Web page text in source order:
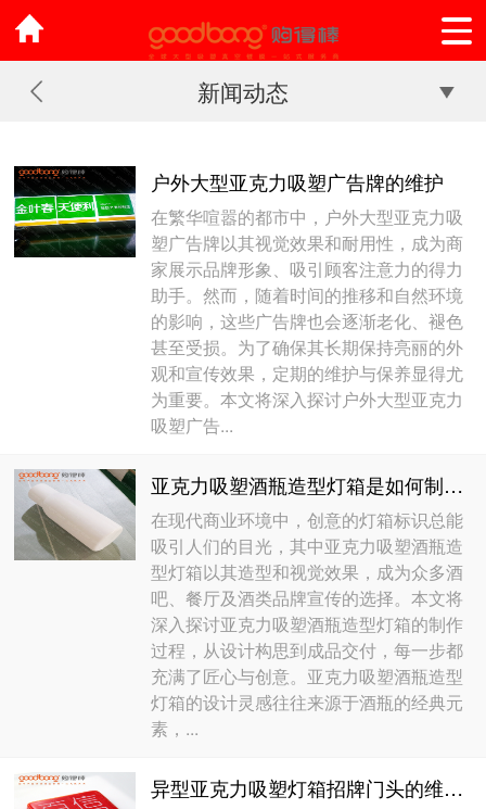
新闻动态
户外大型亚克力吸塑广告牌的维护
在繁华喧嚣的都市中，户外大型亚克力吸
塑广告牌以其视觉效果和耐用性，成为商
家展示品牌形象、吸引顾客注意力的得力
助手。然而，随着时间的推移和自然环境
的影响，这些广告牌也会逐渐老化、褪色
甚至受损。为了确保其长期保持亮丽的外
观和宣传效果，定期的维护与保养显得尤
为重要。本文将深入探讨户外大型亚克力
吸塑广告...
亚克力吸塑酒瓶造型灯箱是如何制作的
在现代商业环境中，创意的灯箱标识总能
吸引人们的目光，其中亚克力吸塑酒瓶造
型灯箱以其造型和视觉效果，成为众多酒
吧、餐厅及酒类品牌宣传的选择。本文将
深入探讨亚克力吸塑酒瓶造型灯箱的制作
过程，从设计构思到成品交付，每一步都
充满了匠心与创意。亚克力吸塑酒瓶造型
灯箱的设计灵感往往来源于酒瓶的经典元
素，...
异型亚克力吸塑灯箱招牌门头的维护方法